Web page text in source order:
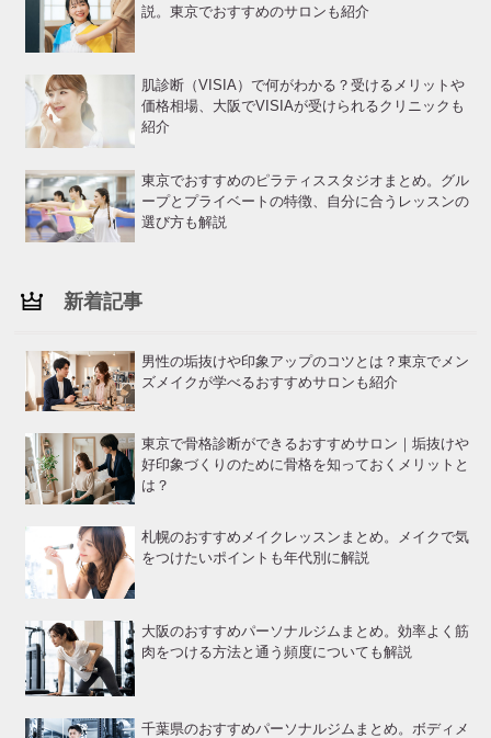
説。東京でおすすめのサロンも紹介
肌診断（VISIA）で何がわかる？受けるメリットや
価格相場、大阪でVISIAが受けられるクリニックも
紹介
東京でおすすめのピラティススタジオまとめ。グル
ープとプライベートの特徴、自分に合うレッスンの
選び方も解説
新着記事
男性の垢抜けや印象アップのコツとは？東京でメン
ズメイクが学べるおすすめサロンも紹介
東京で骨格診断ができるおすすめサロン｜垢抜けや
好印象づくりのために骨格を知っておくメリットと
は？
札幌のおすすめメイクレッスンまとめ。メイクで気
をつけたいポイントも年代別に解説
大阪のおすすめパーソナルジムまとめ。効率よく筋
肉をつける方法と通う頻度についても解説
千葉県のおすすめパーソナルジムまとめ。ボディメ